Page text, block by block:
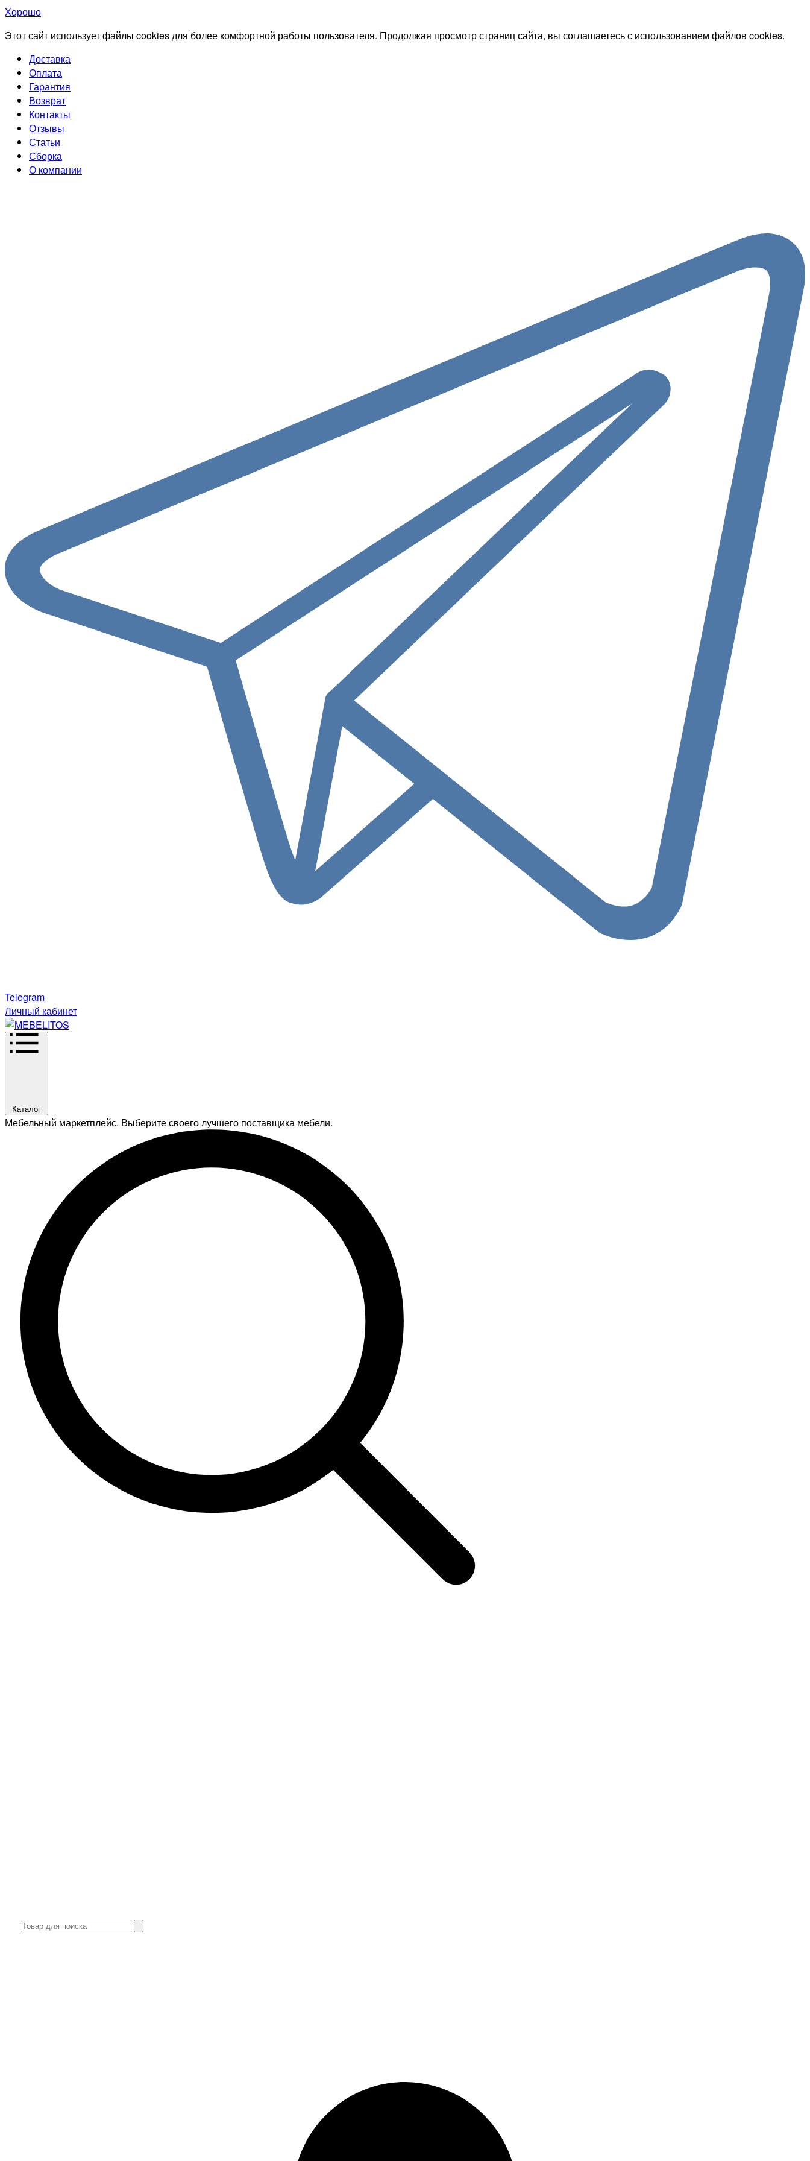
Хорошо
Этот сайт использует файлы cookies для более комфортной работы пользователя. Продолжая просмотр страниц сайта, вы соглашаетесь с использованием файлов cookies.
Доставка
Оплата
Гарантия
Возврат
Контакты
Отзывы
Статьи
Сборка
О компании
Telegram
Личный кабинет
Каталог
Мебельный маркетплейс. Выберите своего лучшего поставщика мебели.